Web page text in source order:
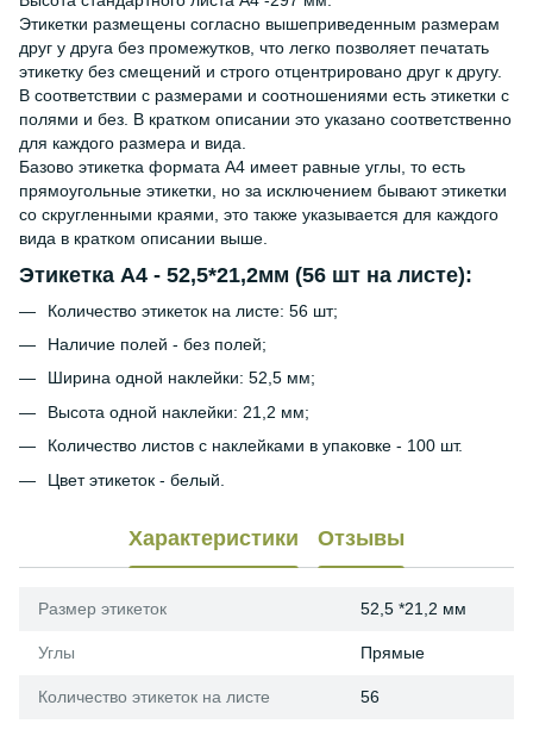
Этикетки размещены согласно вышеприведенным размерам
друг у друга без промежутков, что легко позволяет печатать
этикетку без смещений и строго отцентрировано друг к другу.
В соответствии с размерами и соотношениями есть этикетки с
полями и без. В кратком описании это указано соответственно
для каждого размера и вида.
Базово этикетка формата А4 имеет равные углы, то есть
прямоугольные этикетки, но за исключением бывают этикетки
со скругленными краями, это также указывается для каждого
вида в кратком описании выше.
Этикетка А4 - 52,5*21,2мм (56 шт на листе):
Количество этикеток на листе: 56 шт;
Наличие полей - без полей;
Ширина одной наклейки: 52,5 мм;
Высота одной наклейки: 21,2 мм;
Количество листов с наклейками в упаковке - 100 шт.
Цвет этикеток - белый.
Характеристики Отзывы
Размер этикеток 52,5 *21,2 мм
Углы Прямые
Количество этикеток на листе 56